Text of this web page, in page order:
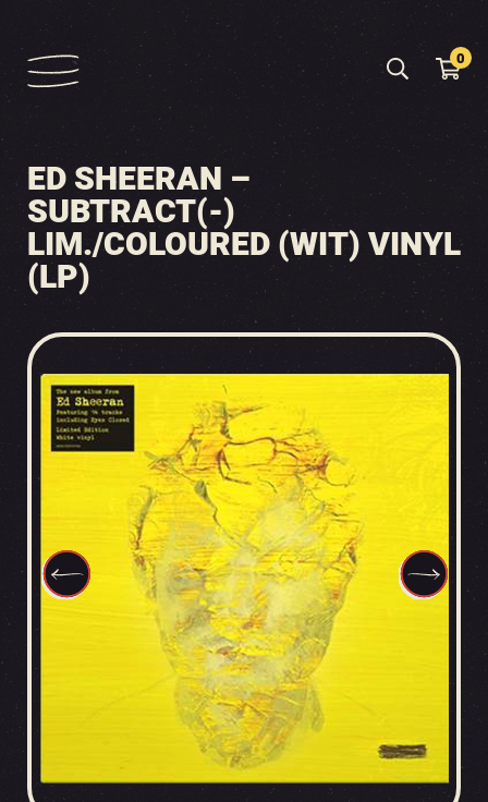
0
ED SHEERAN –
SUBTRACT(-)
LIM./COLOURED (WIT) VINYL
(LP)